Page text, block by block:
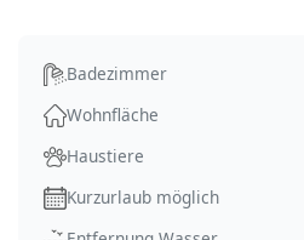
Badezimmer
Wohnfläche
Haustiere
Kurzurlaub möglich